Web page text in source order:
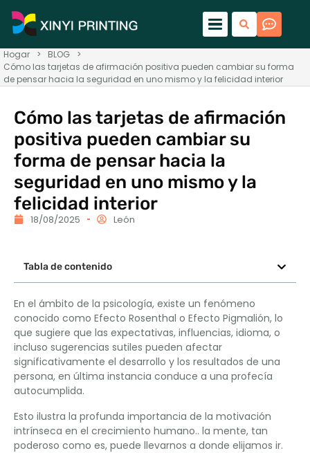
Hogar > BLOG
>
Cómo las tarjetas de afirmación positiva pueden cambiar su forma
de pensar hacia la seguridad en uno mismo y la felicidad interior
Cómo las tarjetas de afirmación
positiva pueden cambiar su
forma de pensar hacia la
seguridad en uno mismo y la
felicidad interior
18/08/2025 León
Tabla de contenido
En el ámbito de la psicología, existe un fenómeno
conocido como Efecto Rosenthal o Efecto Pigmalión, lo
que sugiere que las expectativas, influencias, idioma, o
incluso sugerencias sutiles pueden afectar
significativamente el desarrollo y los resultados de una
persona, en última instancia conduce a una profecía
autocumplida.
Esto ilustra la profunda importancia de la motivación
intrínseca en el crecimiento humano.. la mente, tan
poderoso como es, puede llevarnos a donde elijamos ir.